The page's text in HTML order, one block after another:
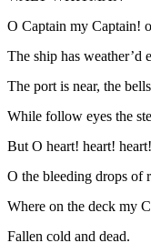
O Captain my Captain!
The ship has weather’d
The port is near, the
While follow eyes the
But O heart! heart! heart!
O the bleeding drops of
Where on the deck my
Fallen cold and dead.